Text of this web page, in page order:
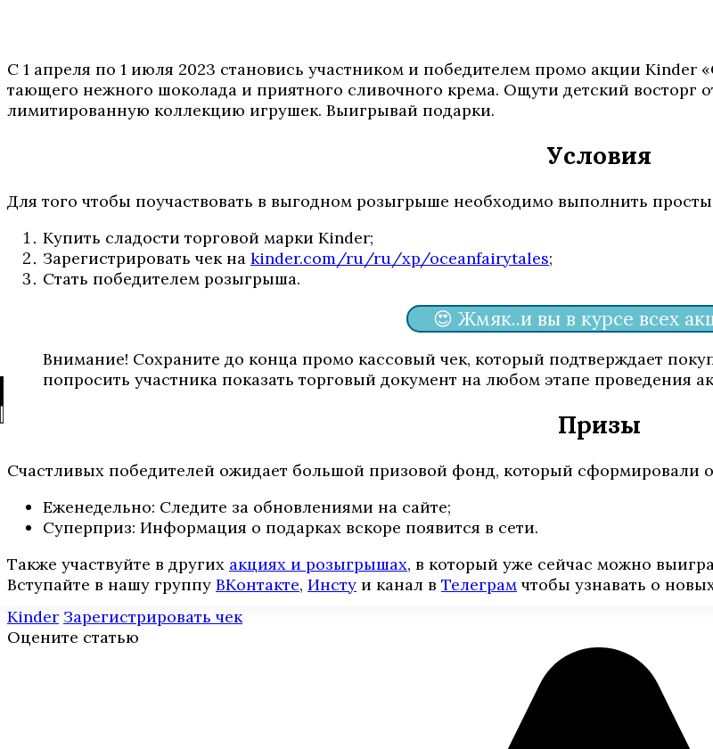
С 1 апреля по 1 июля 2023 становись участником и победителем промо акции Kinder
тающего нежного шоколада и приятного сливочного крема. Ощути детский восторг
лимитированную коллекцию игрушек. Выигрывай подарки.
Условия
Для того чтобы поучаствовать в выгодном розыгрыше необходимо выполнить
Купить сладости торговой марки Kinder;
Зарегистрировать чек на kinder.com/ru/ru/xp/oceanfairytales;
Стать победителем розыгрыша.
😍 Жмяк..и вы в курсе всех
Внимание! Сохраните до конца промо кассовый чек, который подтверждает
попросить участника показать торговый документ на любом этапе проведения
Призы
Счастливых победителей ожидает большой призовой фонд, который сформировали
Еженедельно: Следите за обновлениями на сайте;
Суперприз: Информация о подарках вскоре появится в сети.
Также участвуйте в других акциях и розыгрышах, в который уже сейчас можно
Вступайте в нашу группу ВКонтакте, Инcтy и канал в Телеграм чтобы узнавать о
Kinder Зарегистрировать чек
Оцените статью